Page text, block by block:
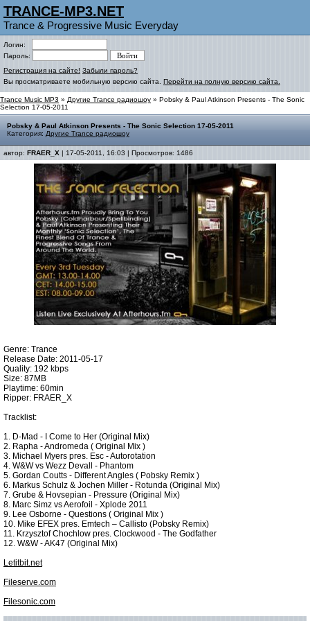
TRANCE-MP3.NET
Trance & Progressive Music Everyday
Логин:
Пароль:
Регистрация на сайте! Забыли пароль?
Вы просматриваете мобильную версию сайта. Перейти на полную версию сайта.
Trance Music MP3 » Другие Trance радиошоу » Pobsky & Paul Atkinson Presents - The Sonic
Selection 17-05-2011
Pobsky & Paul Atkinson Presents - The Sonic Selection 17-05-2011
Категория: Другие Trance радиошоу
автор: FRAER_X | 17-05-2011, 16:03 | Просмотров: 1486
Genre: Trance
Release Date: 2011-05-17
Quality: 192 kbps
Size: 87MB
Playtime: 60min
Ripper: FRAER_X
Tracklist:
1. D-Mad - I Come to Her (Original Mix)
2. Rapha - Andromeda ( Original Mix )
3. Michael Myers pres. Esc - Autorotation
4. W&W vs Wezz Devall - Phantom
5. Gordan Coutts - Different Angles ( Pobsky Remix )
6. Markus Schulz & Jochen Miller - Rotunda (Original Mix)
7. Grube & Hovsepian - Pressure (Original Mix)
8. Marc Simz vs Aerofoil - Xplode 2011
9. Lee Osborne - Questions ( Original Mix )
10. Mike EFEX pres. Emtech – Callisto (Pobsky Remix)
11. Krzysztof Chochlow pres. Clockwood - The Godfather
12. W&W - AK47 (Original Mix)
Letitbit.net
Fileserve.com
Filesonic.com